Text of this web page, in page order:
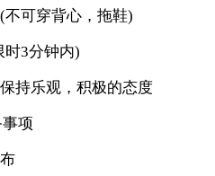
可穿背心，拖鞋)
时3分钟内)
持乐观，积极的态度
项